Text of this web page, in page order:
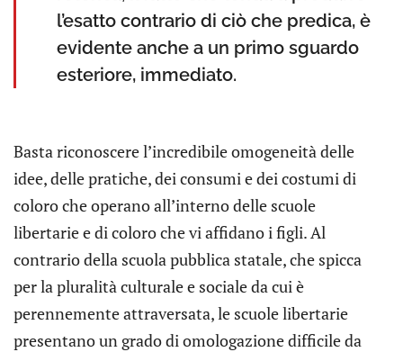
l’esatto contrario di ciò che predica, è
evidente anche a un primo sguardo
esteriore, immediato.
Basta riconoscere l’incredibile omogeneità delle
idee, delle pratiche, dei consumi e dei costumi di
coloro che operano all’interno delle scuole
libertarie e di coloro che vi affidano i figli. Al
contrario della scuola pubblica statale, che spicca
per la pluralità culturale e sociale da cui è
perennemente attraversata, le scuole libertarie
presentano un grado di omologazione difficile da